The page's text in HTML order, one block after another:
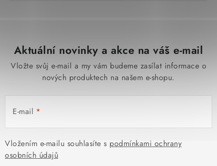
Aktuální novinky a akce na váš e-mail
Vložte svůj e-mail a my vám budeme zasílat informace o
nových produktech na našem e-shopu.
E-mail
Vložením e-mailu souhlasíte s podmínkami ochrany
osobních údajů